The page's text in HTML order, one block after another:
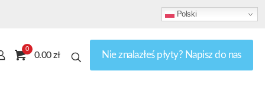
Polski
0
0.00 zł Nie znalazłeś płyty? Napisz do nas